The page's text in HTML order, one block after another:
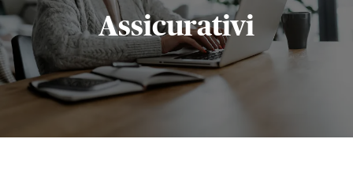
Assicurativi